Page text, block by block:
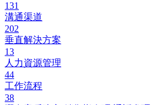
131
溝通渠道
202
垂直解決方案
13
人力資源管理
44
工作流程
38